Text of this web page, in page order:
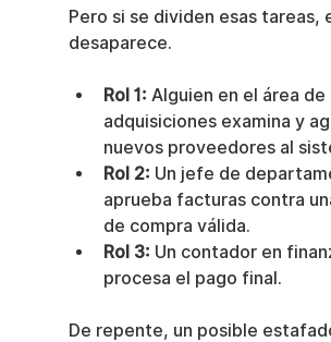
Pero si se dividen esas tareas,
desaparece.
Rol 1: Alguien en el área de
adquisiciones examina y
nuevos proveedores al
Rol 2: Un jefe de
aprueba facturas contra
de compra válida.
Rol 3: Un contador en
procesa el pago final.
De repente, un posible